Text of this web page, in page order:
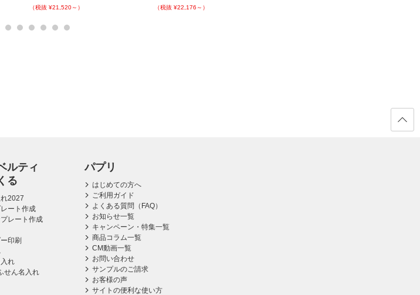
（税抜 ¥21,520～） （税抜 ¥22,176～）
ルティ
る
2027
ート作成
レート作成
印刷
れ
せん名入れ
パプリ
はじめての方へ
ご利用ガイド
よくある質問（FAQ）
お知らせ一覧
キャンペーン・特集一覧
商品コラム一覧
CM動画一覧
お問い合わせ
サンプルのご請求
お客様の声
サイトの便利な使い方